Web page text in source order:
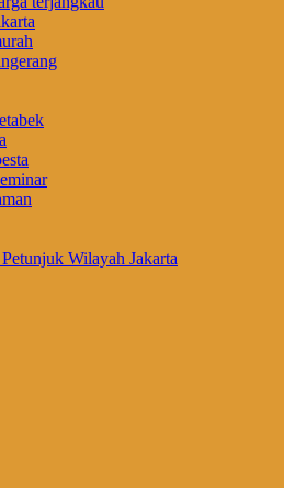
Wilayah Jakarta